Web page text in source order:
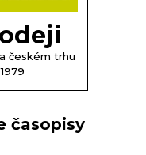
českém trhu
časopisy